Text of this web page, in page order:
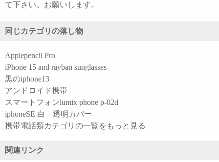
て下さい。お願いします。
同じカテゴリの落し物
Applepencil Pro
iPhone 15 and rayban sunglasses
黒のiphone13
アンドロイド携帯
スマートフォンlumix phone p-02d
iphoneSE 白 透明カバー
携帯電話類カテゴリの一覧をもっと見る
関連リンク